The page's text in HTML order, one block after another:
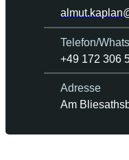
Telefon/
+49 172 306
Adresse
Am